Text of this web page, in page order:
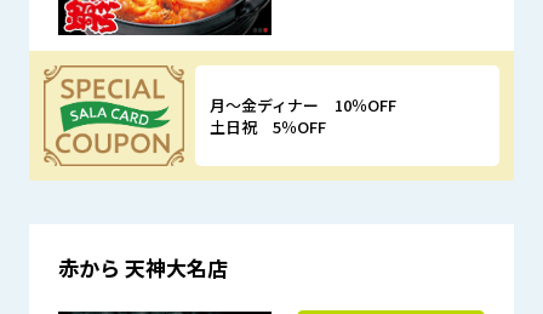
優待特典
月～金ディナー 10％OFF
土日祝 5％OFF
赤から 天神大名店